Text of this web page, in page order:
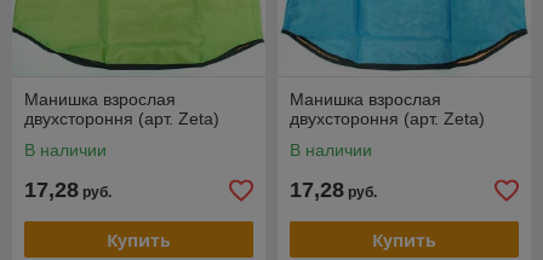
Манишка взрослая
двухстороння (арт. Zeta)
В наличии
17,28 руб.
Купить
Манишка взрослая
двухстороння (арт. Zeta)
В наличии
17,28 руб.
Купить